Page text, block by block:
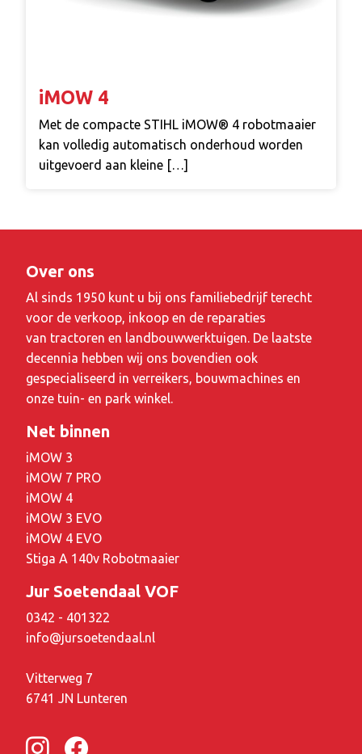
iMOW 4
Met de compacte STIHL iMOW® 4 robotmaaier
kan volledig automatisch onderhoud worden
uitgevoerd aan kleine […]
Over ons
Al sinds 1950 kunt u bij ons familiebedrijf terecht
voor de verkoop, inkoop en de reparaties
van tractoren en landbouwwerktuigen. De laatste
decennia hebben wij ons bovendien ook
gespecialiseerd in verreikers, bouwmachines en
onze tuin- en park winkel.
Net binnen
iMOW 3
iMOW 7 PRO
iMOW 4
iMOW 3 EVO
iMOW 4 EVO
Stiga A 140v Robotmaaier
Jur Soetendaal VOF
0342 - 401322
info@jursoetendaal.nl
Vitterweg 7
6741 JN Lunteren